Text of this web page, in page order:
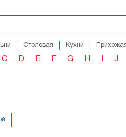
Столовая Кухни Прихожая
C D E F G H J